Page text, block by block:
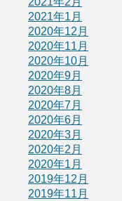
2021年1月
2020年12月
2020年11月
2020年10月
2020年9月
2020年8月
2020年7月
2020年6月
2020年3月
2020年2月
2020年1月
2019年12月
2019年11月